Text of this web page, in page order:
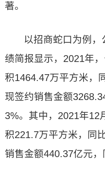
著。
以招商蛇口为例
绩简报显示，2021年
积1464.47万平方米，
现签约销售金额
3%。其中，2021年12
积221.7万平方米，同
销售金额440.37亿元，